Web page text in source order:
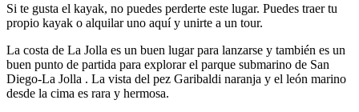
Si te gusta el kayak, no puedes perderte este lugar. Puedes traer tu
propio kayak o alquilar uno aquí y unirte a un tour.
La costa de La Jolla es un buen lugar para lanzarse y también es un
buen punto de partida para explorar el parque submarino de San
Diego-La Jolla . La vista del pez Garibaldi naranja y el león marino
desde la cima es rara y hermosa.